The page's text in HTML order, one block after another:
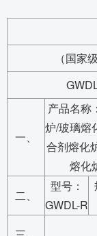
（国家
一、
产品名称
炉/玻璃熔
合剂熔化
熔化
二、
型号：
GWDL-R